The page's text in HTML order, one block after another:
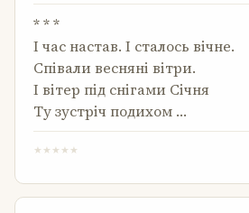
* * *
І час настав. І сталось вічне.
Співали весняні вітри.
І вітер під снігами Січня
Ту зустріч подихом …
★ ★ ★ ★ ★
Із «Сучасників»